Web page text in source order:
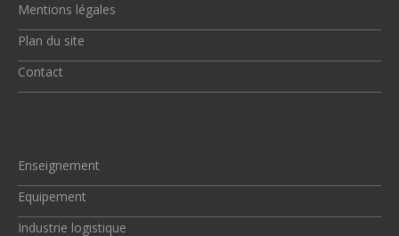
Mentions légales
Plan du site
Contact
Enseignement
Equipement
Industrie logistique